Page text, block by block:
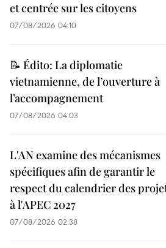
et centrée sur les citoyens
07/08/2026 04:10
📝 Édito: La diplomatie
vietnamienne, de l’ouverture à
l’accompagnement
07/08/2026 04:03
L'AN examine des mécanismes
spécifiques afin de garantir le
respect du calendrier des
à l'APEC 2027
07/08/2026 02:38